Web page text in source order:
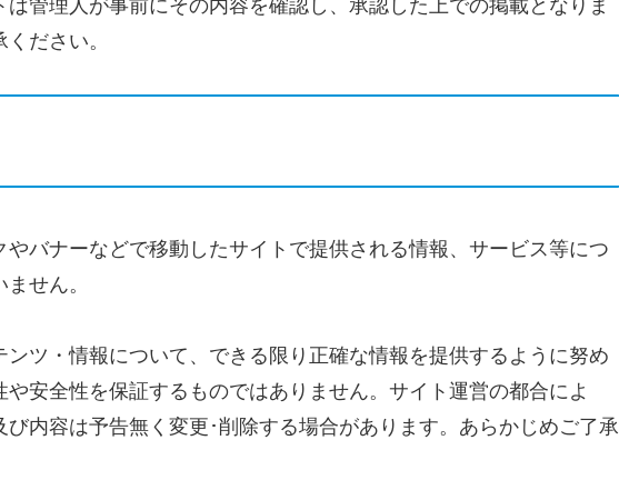
は管理人が事前にその内容を確認し、承認した上での掲載となりま
ださい。
やバナーなどで移動したサイトで提供される情報、サービス等につ
せん。
ンツ・情報について、できる限り正確な情報を提供するように努め
や安全性を保証するものではありません。サイト運営の都合によ
び内容は予告無く変更･削除する場合があります。あらかじめご了承